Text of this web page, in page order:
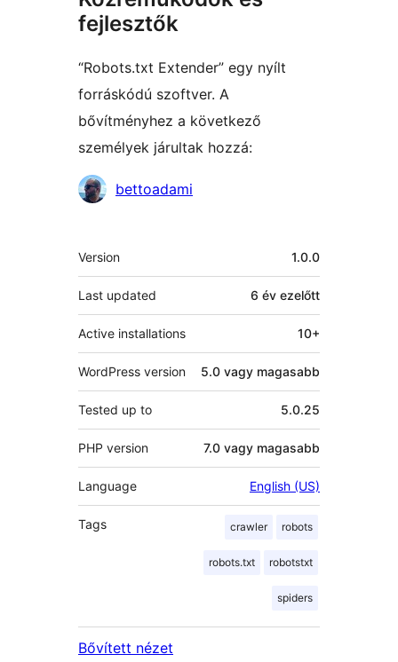
fejlesztők
“Robots.txt Extender” egy nyílt
forráskódú szoftver. A
bővítményhez a következő
személyek járultak hozzá:
Közreműködők
bettoadami
Meta
Version 1.0.0
Last updated 6 év ezelőtt
Active installations 10+
WordPress version 5.0 vagy magasabb
Tested up to 5.0.25
PHP version 7.0 vagy magasabb
Language English (US)
Tags crawler robots
robots.txt robotstxt
spiders
Bővített nézet